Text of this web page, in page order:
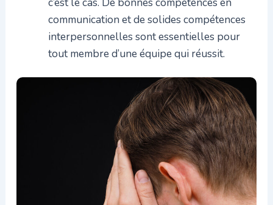
communication et de solides compétences
interpersonnelles sont essentielles pour
tout membre d’une équipe qui réussit.